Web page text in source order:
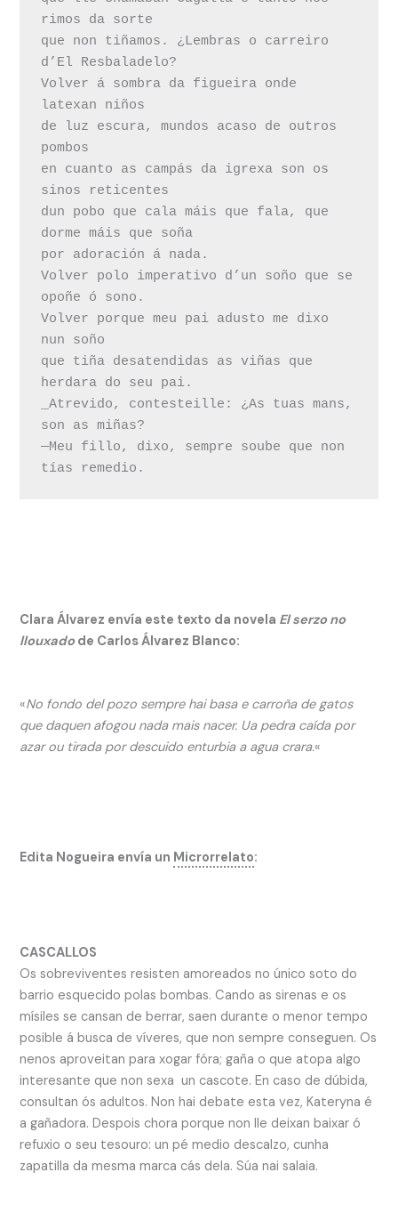
rimos da sorte
que non tiñamos. ¿Lembras o carreiro
d’El Resbaladelo?
Volver á sombra da figueira onde
latexan niños
de luz escura, mundos acaso de outros
pombos
en cuanto as campás da igrexa son os
sinos reticentes
dun pobo que cala máis que fala, que
dorme máis que soña
por adoración á nada.
Volver polo imperativo d’un soño que se
opoñe ó sono.
Volver porque meu pai adusto me dixo
nun soño
que tiña desatendidas as viñas que
herdara do seu pai.
_Atrevido, contesteille: ¿As tuas mans,
son as miñas?
—Meu fillo, dixo, sempre soube que non
tías remedio.
Clara Álvarez envía este texto da novela El serzo no
llouxadode Carlos Álvarez Blanco:
«No fondo del pozo sempre hai basa e carroña de gatos
que daquen afogou nada mais nacer. Ua pedra caída por
azar ou tirada por descuido enturbia a agua crara.«
Edita Nogueira envía un Microrrelato:
CASCALLOS
Os sobreviventes resisten amoreados no único soto do
barrio esquecido polas bombas. Cando as sirenas e os
mísiles se cansan de berrar, saen durante o menor tempo
posible á busca de víveres, que non sempre conseguen. Os
nenos aproveitan para xogar fóra; gaña o que atopa algo
interesante que non sexa un cascote. En caso de dúbida,
consultan ós adultos. Non hai debate esta vez, Kateryna é
a gañadora. Despois chora porque non lle deixan baixar ó
refuxio o seu tesouro: un pé medio descalzo, cunha
zapatilla da mesma marca cás dela. Súa nai salaia.